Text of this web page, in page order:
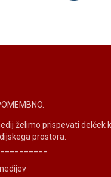
želimo prispevati delček
prostora.